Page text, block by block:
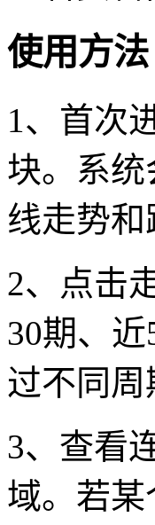
使用方法
1、首次
块。系
线走势
2、点击
30期、
过不同
3、查看
域。若